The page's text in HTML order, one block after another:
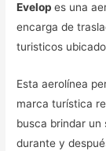
Evelopes una
encarga de
turisticos
Esta aerolínea
marca turística
busca brindar un
durante y